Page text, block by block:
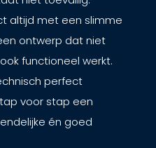
altijd met een slimme
ontwerp dat niet
functioneel werkt.
perfect
voor stap een
én goed